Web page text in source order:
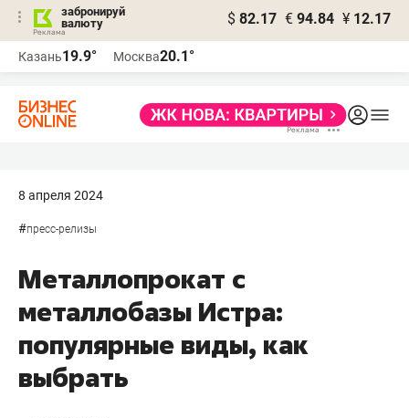
забронируй
валюту
$ 82.17 € 94.84 ¥ 12.17
Казань19.9° Москва20.1°
8 апреля 2024
#пресс-релизы
Металлопрокат с
металлобазы Истра:
популярные виды, как
выбрать